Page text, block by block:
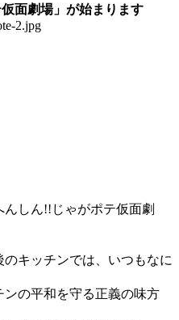
面劇場」が始まります
しん!!じゃがポテ仮面劇
キッチンでは、いつもなに
の平和を守る正義の味方